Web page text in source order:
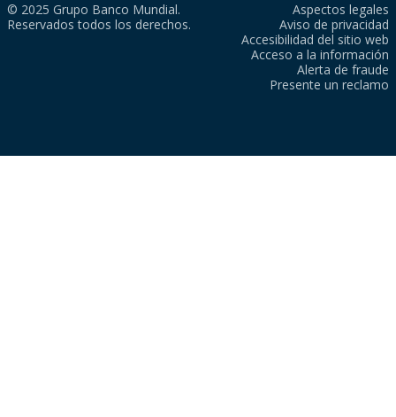
© 2025 Grupo Banco Mundial.
Reservados todos los derechos.
Aspectos legales
Aviso de privacidad
Accesibilidad del sitio web
Acceso a la información
Alerta de fraude
Presente un reclamo